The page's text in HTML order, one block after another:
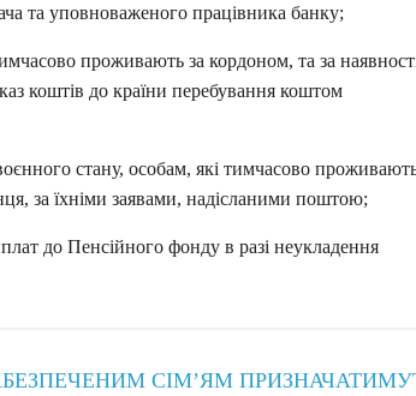
та уповноваженого працівника банку;
проживають за кордоном, та за
коштів до країни перебування коштом
стану, особам, які тимчасово
за їхніми заявами, надісланими поштою;
до Пенсійного фонду в разі неукладення
СІМ’ЯМ